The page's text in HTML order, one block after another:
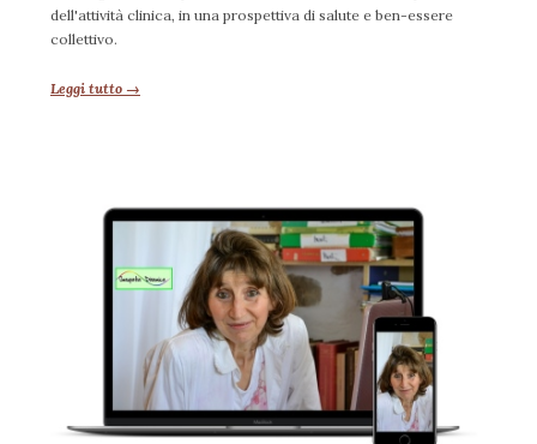
dell'attività clinica, in una prospettiva di salute e ben-essere
collettivo.
Leggi tutto →